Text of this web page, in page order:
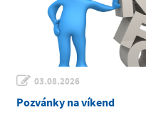
03.08.2026
Pozvánky na víkend